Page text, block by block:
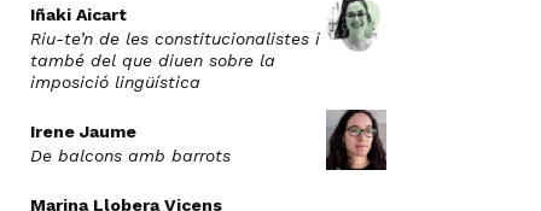
Iñaki Aicart
Riu-te’n de les constitucionalistes i
també del que diuen sobre la
imposició lingüística
Irene Jaume
De balcons amb barrots
Marina Llobera Vicens